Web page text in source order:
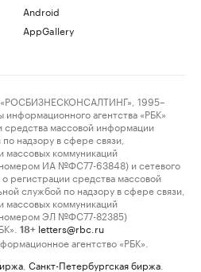
Android
AppGallery
1995–
агентства «РБК»
средства массовой информации
надзору в сфере связи,
массовых коммуникаций
ИА №ФС77-63848) и сетевого
регистрации средства массовой
службой по надзору в сфере связи,
массовых коммуникаций
номером ЭЛ №ФС77-82385)
18+ letters@rbc.ru
агентство «РБК».
Санкт-Петербургская биржа